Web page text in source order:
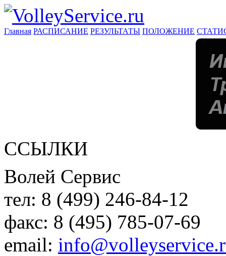
Главная РАСПИСАНИЕ РЕЗУЛЬТАТЫ ПОЛОЖЕНИЕ
ССЫЛКИ
Волей Сервис
тел: 8 (499) 246-84-12
факс: 8 (495) 785-07-69
email: